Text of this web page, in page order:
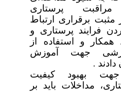
پرستاری
مثبت برقراری ارتباط
فرایند پرستاری و
و استفاده از
جهت آموزش
.
جهت بهبود کیفیت
مداخلات باید بر